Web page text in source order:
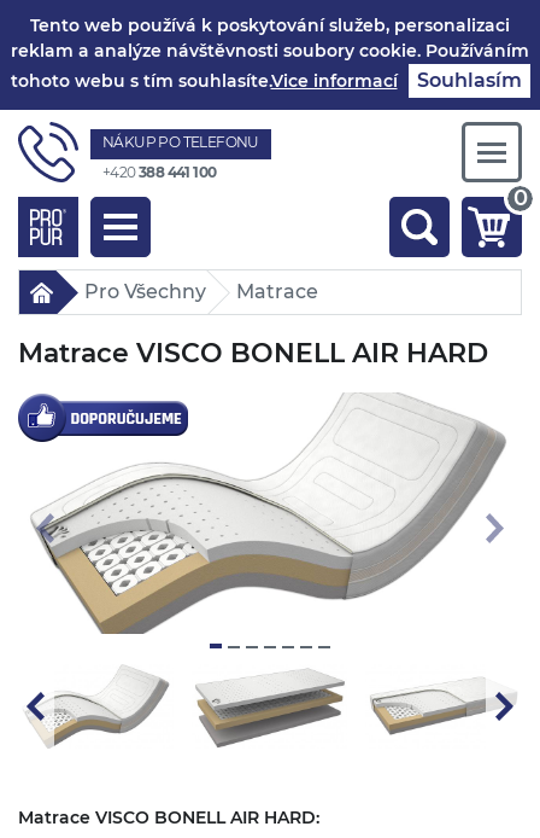
Tento web používá k poskytování služeb, personalizaci
reklam a analýze návštěvnosti soubory cookie. Používáním
tohoto webu s tím souhlasíte.Vice informací Souhlasím
NÁKUP PO TELEFONU
+420388 441 100
Toggle
navigation
0
Pro Všechny Matrace
Matrace VISCO BONELL AIR HARD
Matrace VISCO BONELL AIR HARD: